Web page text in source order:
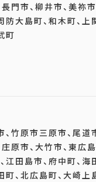
長門市、柳井市、美祢
防大島町、和木町、上
町
、竹原市三原市、尾道
庄原市、大竹市、東広
江田島市、府中町、海
町、北広島町、大崎上